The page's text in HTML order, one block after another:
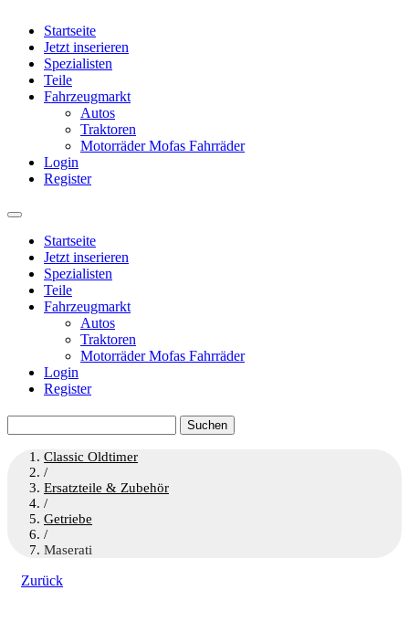
Startseite
Jetzt inserieren
Spezialisten
Teile
Fahrzeugmarkt
Autos
Traktoren
Motorräder Mofas Fahrräder
Login
Register
Startseite
Jetzt inserieren
Spezialisten
Teile
Fahrzeugmarkt
Autos
Traktoren
Motorräder Mofas Fahrräder
Login
Register
nach:
Classic Oldtimer
/
Ersatzteile & Zubehör
/
Getriebe
/
Maserati
Zurück